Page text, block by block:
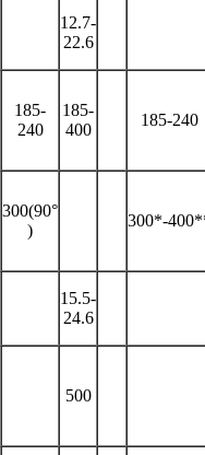
12.7-
22.6
185-
240
185-
400
185-240
300(90°
)
300*-
15.5-
24.6
500